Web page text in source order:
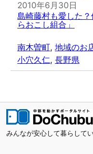
2010年6月30日
島崎藤村も愛した
らおこし組合」
南木曽町, 地域のお
小穴久仁, 長野県
みんなが安心して暮らして